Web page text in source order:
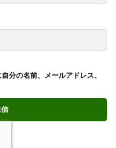
分の名前、メールアドレス、